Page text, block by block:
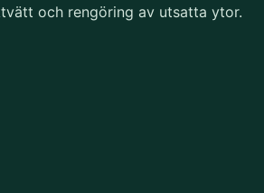
och rengöring av utsatta ytor.